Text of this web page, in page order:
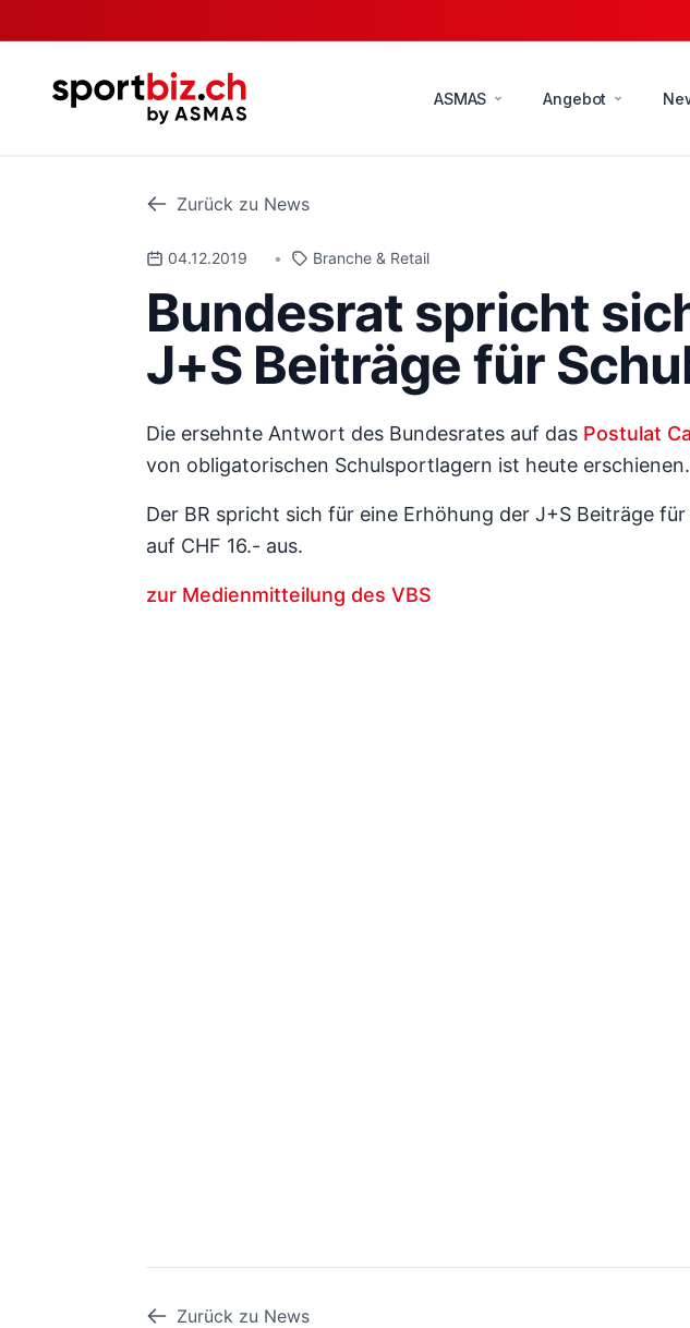
ASMAS Angebot
Zurück zu News
04.12.2019 • Branche & Retail
Bundesrat spricht
J+S Beiträge für
Die ersehnte Antwort des Bundesrates auf das Postulat
von obligatorischen Schulsportlagern ist heute
Der BR spricht sich für eine Erhöhung der J+S Beiträge
auf CHF 16.- aus.
zur Medienmitteilung des VBS
Zurück zu News